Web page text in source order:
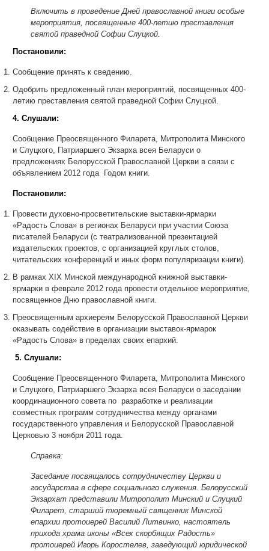
Включить в проведение Дней православной книги особые
мероприятия, посвященные 400-летию преставления
святой праведной Софии Слуцкой.
Постановили:
Сообщение принять к сведению.
Одобрить предложенный план мероприятий, посвященных 400-
летию преставления святой праведной Софии Слуцкой.
4. Слушали:
Сообщение Преосвященного Филарета, Митрополита Минского
и Слуцкого, Патриаршего Экзарха всея Беларуси о
предложениях Белорусской Православной Церкви в связи с
объявлением 2012 года Годом книги.
Постановили:
Провести духовно-просветительские выставки-ярмарки
«Радость Слова» в регионах Беларуси при участии Союза
писателей Беларуси (с театрализованной презентацией
издательских проектов, с организацией круглых столов,
читательских конференций и иных форм популяризации книги).
В рамках ХIХ Минской международной книжной выставки-
ярмарки в феврале 2012 года провести отдельное мероприятие,
посвященное Дню православной книги.
Преосвященным архиереям Белорусской Православной Церкви
оказывать содействие в организации выставок-ярмарок
«Радость Слова» в пределах своих епархий.
5. Слушали:
Сообщение Преосвященного Филарета, Митрополита Минского
и Слуцкого, Патриаршего Экзарха всея Беларуси о заседании
координационного совета по разработке и реализации
совместных программ сотрудничества между органами
государственного управления и Белорусской Православной
Церковью 3 ноября 2011 года.
Справка:
Заседание посвящалось сотрудничеству Церкви и
государства в сфере социального служения. Белорусский
Экзархат представили Митрополит Минский и Слуцкий
Филарет, старший тюремный священник Минской
епархии протоиерей Василий Литвинко, настоятель
прихода храма иконы «Всех скорбящих Радость»
протоиерей Игорь Коростелев, заведующий юридической